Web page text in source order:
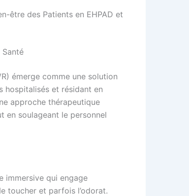
être des Patients en EHPAD et
émerge comme une solution
hospitalisés et résidant en
approche thérapeutique
en soulageant le personnel
immersive qui engage
toucher et parfois l’odorat.